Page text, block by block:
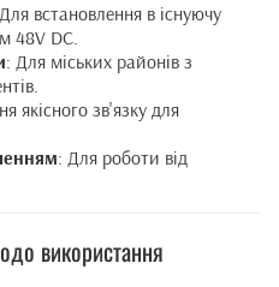
встановлення в існуючу
48V DC.
: Для міських районів з
якісного зв'язку для
: Для роботи від
використання